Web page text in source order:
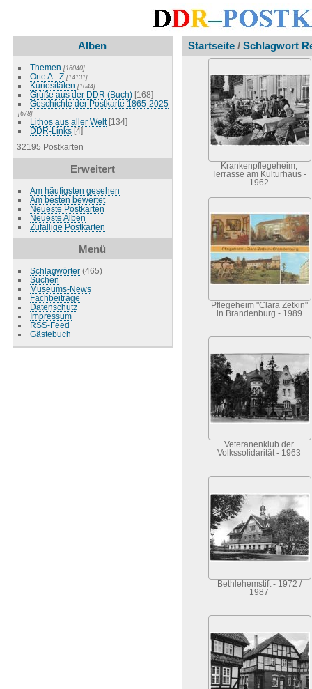
Alben
Themen [16040]
Orte A - Z [14131]
Kuriositäten [1044]
Grüße aus der DDR (Buch) [168]
Geschichte der Postkarte 1865-2025
[678]
Lithos aus aller Welt [134]
DDR-Links [4]
32195 Postkarten
Erweitert
Am häufigsten gesehen
Am besten bewertet
Neueste Postkarten
Neueste Alben
Zufällige Postkarten
Menü
Schlagwörter(465)
Suchen
Museums-News
Fachbeiträge
Datenschutz
Impressum
RSS-Feed
Gästebuch
Startseite/ Schlagwort
Krankenpflegeheim,
Terrasse am Kulturhaus -
1962
Pflegeheim "Clara Zetkin"
in Brandenburg - 1989
Veteranenklub der
Volkssolidarität - 1963
Bethlehemstift - 1972 /
1987